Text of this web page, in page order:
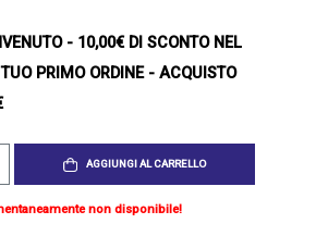
- 10,00€ DI SCONTO NEL
PRIMO ORDINE - ACQUISTO
AGGIUNGI AL CARRELLO
non disponibile!